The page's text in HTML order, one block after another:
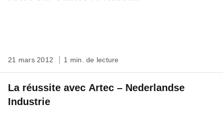
21 mars 2012 1 min. de lecture
La réussite avec Artec – Nederlandse
Industrie